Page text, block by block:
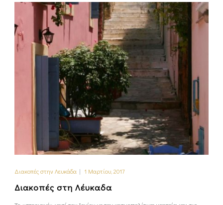
Διακοπές στην Λευκάδα| 1 Μαρτίου, 2017
Διακοπές στη Λέυκαδα